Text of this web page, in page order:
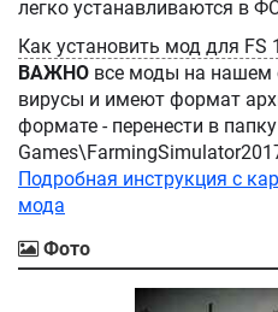
ВАЖНО все моды на нашем
вирусы и имеют формат
формате - перенести в
Подробная инструкция с
мода
Фото